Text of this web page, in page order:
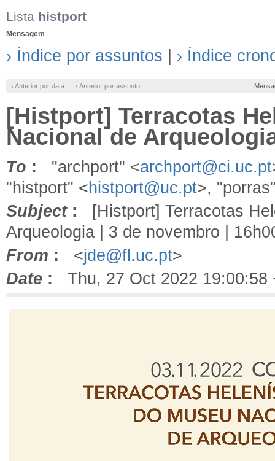
Lista histport
Mensagem
› Índice por assuntos › Índice
‹ Anterior por data ‹ Anterior por assunto
[Histport] Terracotas
Nacional de
To : "archport" <archport@ci.uc.pt
"histport" <histport@uc.pt>,
Subject: [Histport] Terracotas
Arqueologia | 3 de novembro |
From : <jde@fl.uc.pt>
Date : Thu, 27 Oct 2022 19:00:58